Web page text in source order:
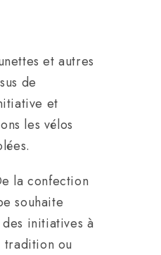
et autres
de
et
les vélos
la confection
souhaite
initiatives à
tradition ou